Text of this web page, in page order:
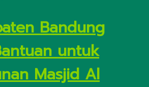
Bandung
untuk
Masjid Al